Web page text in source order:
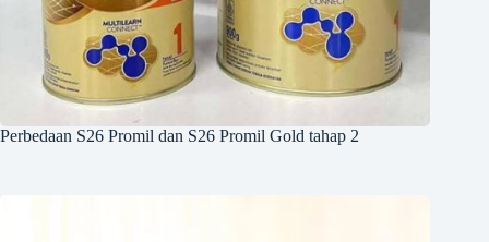
Perbedaan S26 Promil dan S26 Promil Gold tahap 2